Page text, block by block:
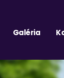
Galéria